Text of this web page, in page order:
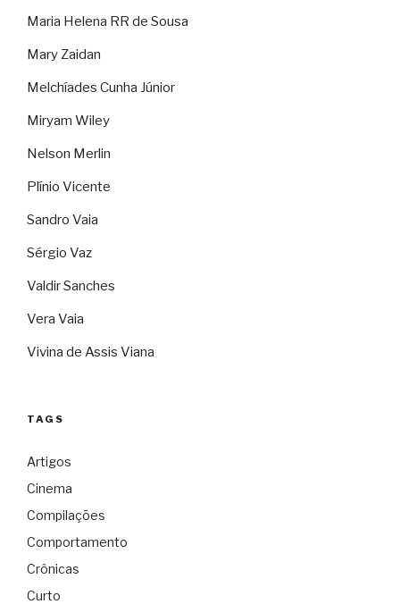
Maria Helena RR de Sousa
Mary Zaidan
Melchíades Cunha Júnior
Miryam Wiley
Nelson Merlin
Plínio Vicente
Sandro Vaia
Sérgio Vaz
Valdir Sanches
Vera Vaia
Vivina de Assis Viana
TAGS
Artigos
Cinema
Compilações
Comportamento
Crônicas
Curto